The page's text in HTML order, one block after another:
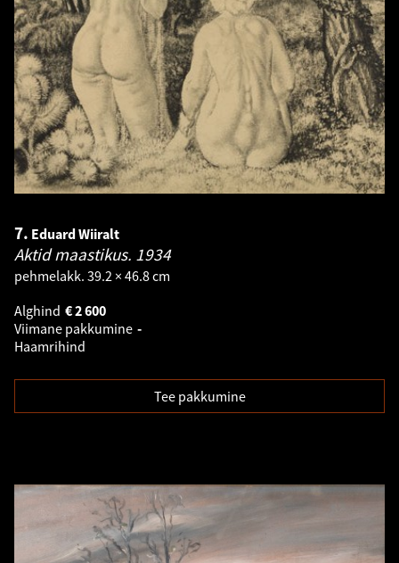
7. Eduard Wiiralt
Aktid maastikus. 1934
pehmelakk. 39.2 × 46.8 cm
Alghind
2 600
€
Viimane pakkumine -
Haamrihind
Tee pakkumine